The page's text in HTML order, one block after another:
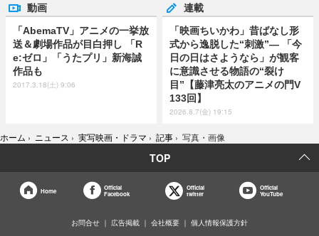
動画
「AbemaTV」アニメの一挙放
送＆劇場作品が目白押し 「R
e:ゼロ」「うたプリ」新海誠
作品も
2017.3.18(土) 9:06
連載
「映画ちいかわ」昔ばなし形
式から逸脱した“刺激”― 「今
日の日はさようなら」が観客
に意識させる物語の“裂け
目”【藤津亮太のアニメの門V
133回】
2026.8.7(金) 19:15
ホーム › ニュース › 実写映画・ドラマ › 記事 › 写真・画像
TOP
Home
Official
Facebook
Official
twitter
Official
YouTube
お問合せ 広告掲載 会社概要 個人情報保護方針